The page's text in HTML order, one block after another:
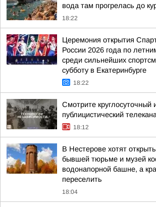
вода там прогрелась до
18:22
Церемония открытия
России 2026 года по
среди сильнейших
субботу в Екатеринбурге
18:22
Смотрите
публицистический
18:12
В Нестерове хотят
бывшей тюрьме и музей
водонапорной башне, а
переселить
18:04